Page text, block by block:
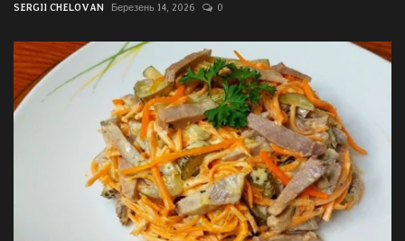
SERGII CHELOVAN Березень 14, 2026 0